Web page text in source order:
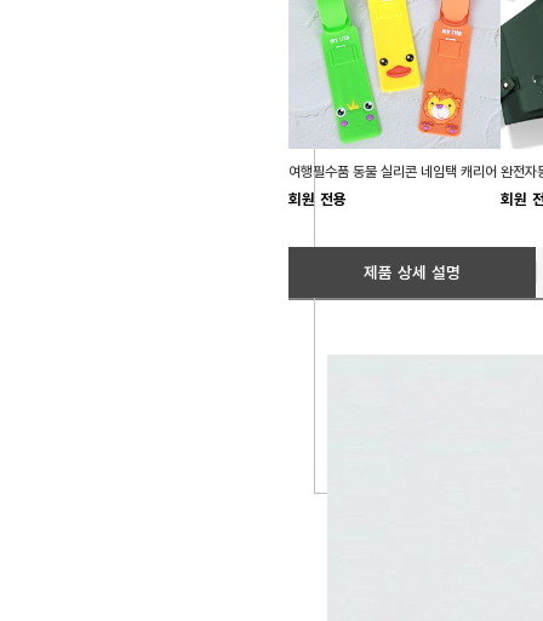
여행필수품 동물 실리콘 네임택 캐리어
회원 전용
완전자
회원
제품 상세 설명